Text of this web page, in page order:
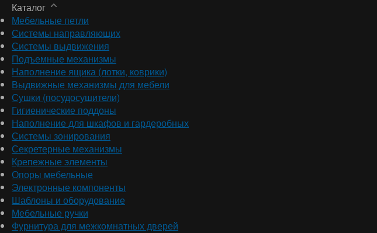
Каталог
Мебельные петли
Системы направляющих
Системы выдвижения
Подъемные механизмы
Наполнение ящика (лотки, коврики)
Выдвижные механизмы для мебели
Сушки (посудосушители)
Гигиенические поддоны
Наполнение для шкафов и гардеробных
Системы зонирования
Секретерные механизмы
Крепежные элементы
Опоры мебельные
Электронные компоненты
Шаблоны и оборудование
Мебельные ручки
Фурнитура для межкомнатных дверей